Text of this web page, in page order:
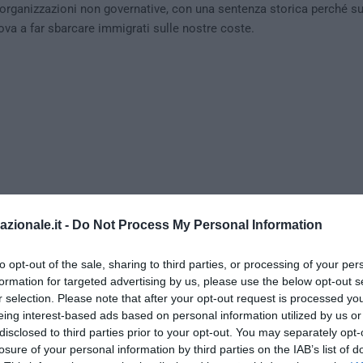
- Do Not Process My Personal Information
opt-out of the sale, sharing to third parties, or processing of your
for targeted advertising by us, please use the below opt-out
selection. Please note that after your opt-out request is processed
interest-based ads based on personal information utilized by us
to third parties prior to your opt-out. You may separately
of your personal information by third parties on the IAB’s list of
non governative, con una sentenza storica perché
a far sbarcare immigrati sulle nostre coste.
non li decidono le Ong: ecco la